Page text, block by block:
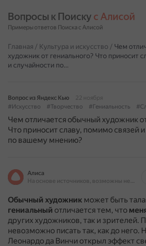
Вопросы к Поиску с Алисой
Примеры ответов Поиска с Алисой
Главная / Культура и искусство / Чем
художник от гениального? Что приносит
и случайности по…
Вопрос из Яндекс Кью
22 ноября
#Искусство
#Творчество #Гениальность
Чем отличается обычный художник
Что приносит славу, помимо связей
по вашему мнению?
Алиса
На основе источников, возможны неточности
Обычный художник может быть
гениальный отличается тем, что
других художников, так и зрителей.
невозможно писать так, как до него.
Леонардо да Винчи открыл эффект